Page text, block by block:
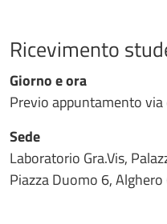
Ricevimento
Giorno e ora
Previo appuntamento
Sede
Laboratorio Gra.Vis,
Piazza Duomo 6, Alghero